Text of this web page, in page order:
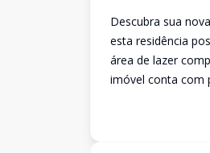
Descubra sua
esta residência
área de lazer
imóvel conta com